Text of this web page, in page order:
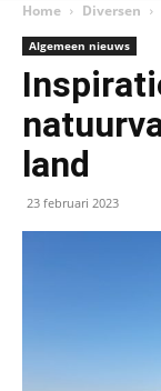
Home Diversen
Algemeen nieuws
land
23 februari 2023